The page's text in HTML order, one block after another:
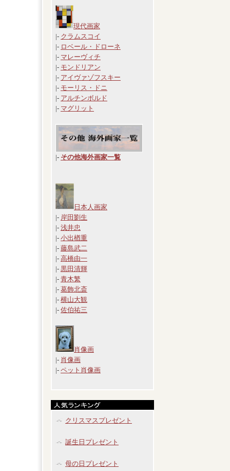
現代画家
|- クラムスコイ
|- ロベール・ドローネ
|- マレーヴィチ
|- モンドリアン
|- アイヴァゾフスキー
|- モーリス・ドニ
|- アルチンボルド
|- マグリット
|- その他海外画家一覧
日本人画家
|- 岸田劉生
|- 浅井忠
|- 小出楢重
|- 藤島武二
|- 高橋由一
|- 黒田清輝
|- 青木繁
|- 葛飾北斎
|- 横山大観
|- 佐伯祐三
肖像画
|- 肖像画
|- ペット肖像画
クリスマスプレゼント
誕生日プレゼント
母の日プレゼント